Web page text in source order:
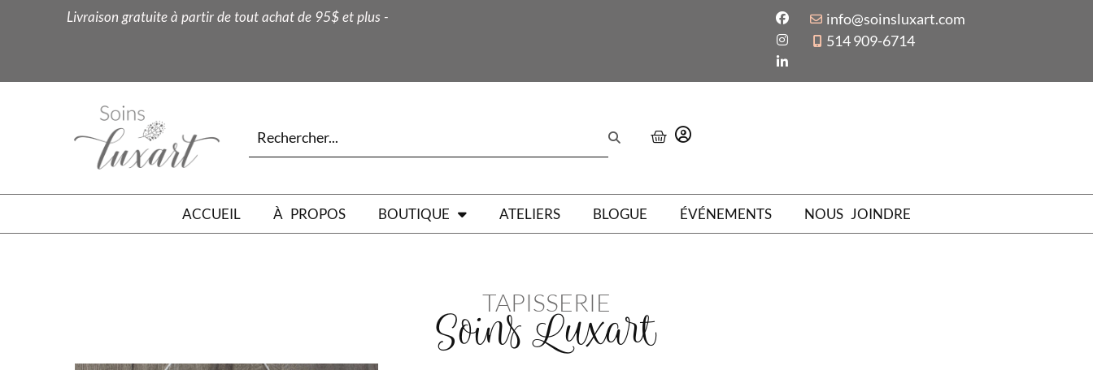
Livraison gratuite à partir de tout achat de 95$ et plus -
info@soinsluxart.com
514 909-6714
ACCUEIL À PROPOS BOUTIQUE ATELIERS BLOGUE ÉVÉNEMENTS NOUS JOINDRE
TAPISSERIE
Soins Luxart